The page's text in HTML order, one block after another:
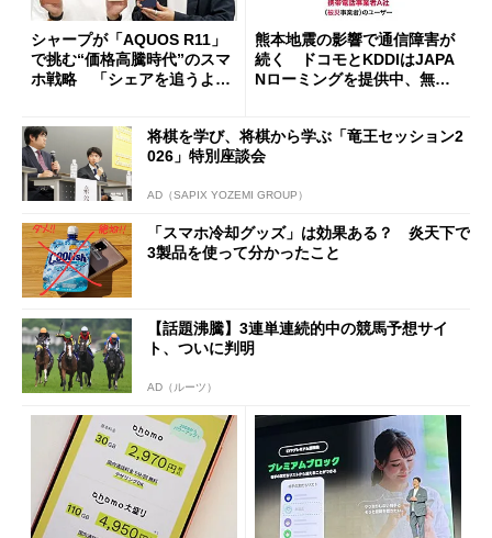
シャープが「AQUOS R11」
で挑む“価格高騰時代”のスマ
ホ戦略 「シェアを追うより
熊本地震の影響で通信障害が
続く ドコモとKDDIはJAPA
Nローミングを提供中、無料
将棋を学び、将棋から学ぶ「竜王セッション2
026」特別座談会
AD（SAPIX YOZEMI GROUP）
「スマホ冷却グッズ」は効果ある？ 炎天下で
3製品を使って分かったこと
【話題沸騰】3連単連続的中の競馬予想サイ
ト、ついに判明
AD（ルーツ）